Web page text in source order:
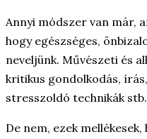
Annyi módszer van már,
hogy egészséges,
neveljünk. Művészeti és
kritikus gondolkodás,
stresszoldó technikák stb.
De nem, ezek